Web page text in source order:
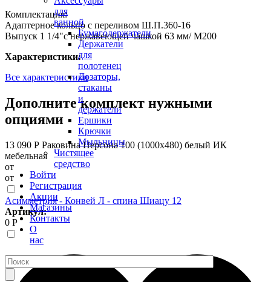
для
ванной
Бумагодержатели
Держатели
для
полотенец
Дозаторы,
стаканы
и
держатели
Ершики
Крючки
Мыльницы
Чистящее
средство
Войти
Регистрация
Акции
Магазины
Контакты
О
нас
Комплектация:
Адаптерное кольцо с переливом Ш.П.360-16
Выпуск 1 1/4"с нержавеющей чашкой 63 мм/ М200
Характеристики:
Все характеристики
Дополните комплект нужными
опциями
13 090 Р Раковина Персона 100 (1000х480) белый ИК
мебельная
от
от
Асимметрия - Конвей Л - спина Шиацу 12
Артикул:
0 Р